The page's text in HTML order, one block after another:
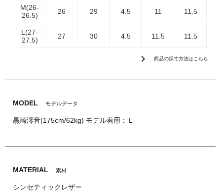
M(26-
26.5)
26 29 4.5 11 11.5
L(27-
27.5)
27 30 4.5 11.5 11.5
chevron_right 商品の採寸方法はこちら
MODEL モデルデータ
黒崎澪音(175cm/62kg) モデル着用：Ｌ
MATERIAL 素材
シンセティックレザー